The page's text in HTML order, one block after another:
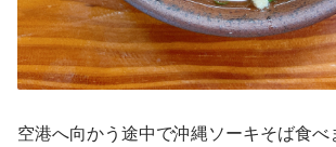
空港へ向かう途中で沖縄ソーキそば食